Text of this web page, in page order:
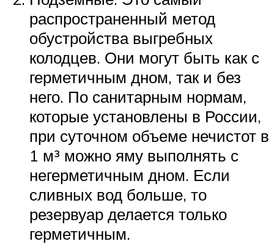
распространенный метод
обустройства выгребных
колодцев. Они могут быть как с
герметичным дном, так и без
него. По санитарным нормам,
которые установлены в России,
при суточном объеме нечистот в
1 м³ можно яму выполнять с
негерметичным дном. Если
сливных вод больше, то
резервуар делается только
герметичным.